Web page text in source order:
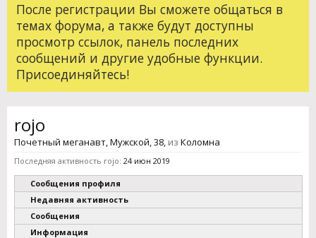
После регистрации Вы сможете общаться в
темах форума, а также будут доступны
просмотр ссылок, панель последних
сообщений и другие удобные функции.
Присоединяйтесь!
rojo
Почетный меганавт, Мужской, 38, из Коломна
Последняя активность rojo: 24 июн 2019
Сообщения профиля
Недавняя активность
Сообщения
Информация